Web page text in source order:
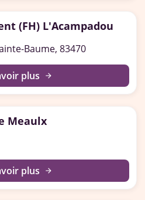
(FH) L'Acampadou
Baume, 83470
plus arrow_forward
Meaulx
plus arrow_forward